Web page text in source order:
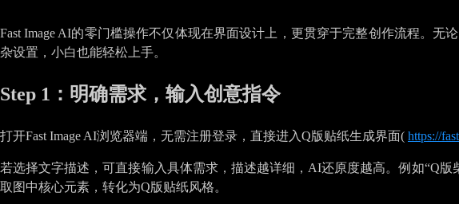
Fast Image AI的零门槛操作不仅体现在界面设计上，更贯穿于完整创作流程。
杂设置，小白也能轻松上手。
Step 1：明确需求，输入创意指令
打开Fast Image AI浏览器端，无需注册登录，直接进入Q版贴纸生成界面( https://
若选择文字描述，可直接输入具体需求，描述越详细，AI还原度越高。例如“Q
取图中核心元素，转化为Q版贴纸风格。